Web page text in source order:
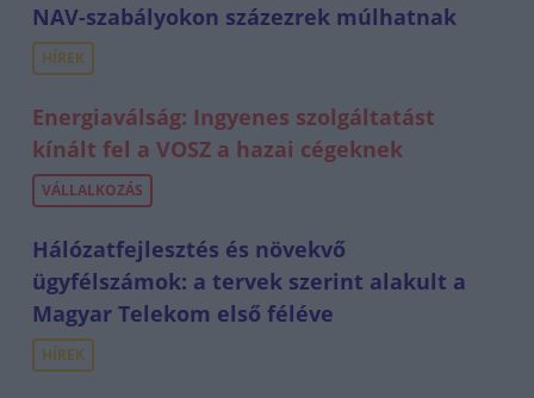
NAV-szabályokon százezrek múlhatnak
HÍREK
Energiaválság: Ingyenes szolgáltatást
kínált fel a VOSZ a hazai cégeknek
VÁLLALKOZÁS
Hálózatfejlesztés és növekvő
ügyfélszámok: a tervek szerint alakult a
Magyar Telekom első féléve
HÍREK